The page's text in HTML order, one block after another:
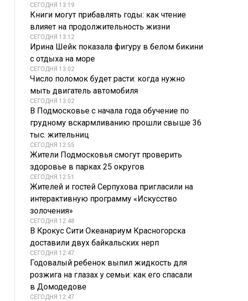
СЕГОДНЯ 13:19
Книги могут прибавлять годы: как чтение
влияет на продолжительность жизни
СЕГОДНЯ 13:12
Ирина Шейк показала фигуру в белом бикини
с отдыха на море
СЕГОДНЯ 13:02
Число поломок будет расти: когда нужно
мыть двигатель автомобиля
СЕГОДНЯ 13:02
В Подмосковье с начала года обучение по
грудному вскармливанию прошли свыше 36
тыс. жительниц
СЕГОДНЯ 12:55
Жители Подмосковья смогут проверить
здоровье в парках 25 округов
СЕГОДНЯ 12:51
Жителей и гостей Серпухова пригласили на
интерактивную программу «Искусство
золочения»
СЕГОДНЯ 12:48
В Крокус Сити Океанариум Красногорска
доставили двух байкальских нерп
СЕГОДНЯ 12:47
Годовалый ребенок выпил жидкость для
розжига на глазах у семьи: как его спасали
в Домодедове
СЕГОДНЯ 12:47